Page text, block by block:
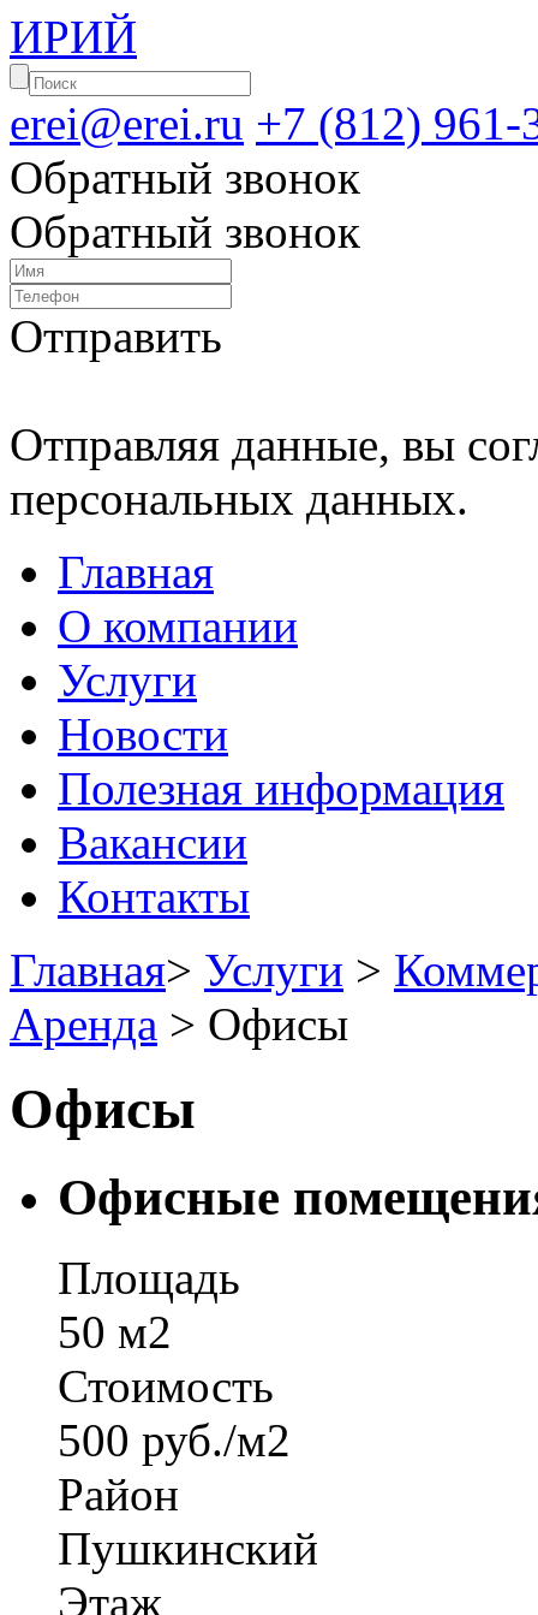
ИРИЙ
erei@erei.ru +7 (812) 961-
Обратный звонок
Обратный звонок
Отправить
Отправляя данные, вы
персональных данных.
Главная
О компании
Услуги
Новости
Полезная информация
Вакансии
Контакты
Главная> Услуги >
Аренда > Офисы
Офисы
Офисные
Площадь
50 м2
Стоимость
500 руб./м2
Район
Пушкинский
Этаж